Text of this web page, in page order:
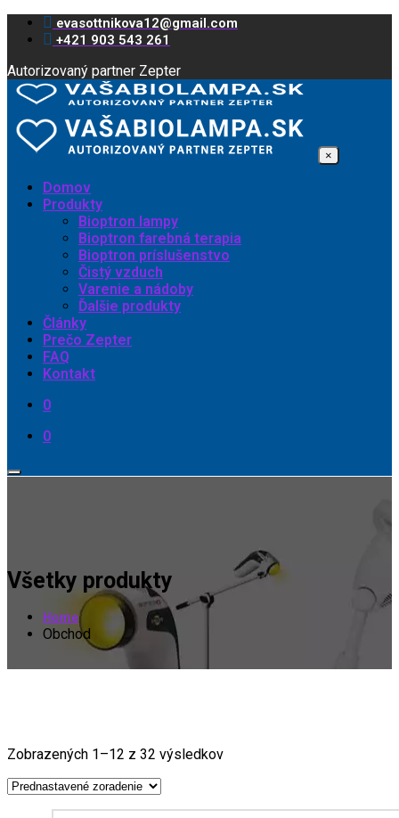
evasottnikova12@gmail.com
+421 903 543 261
Autorizovaný partner Zepter
×
Domov
Produkty
Bioptron lampy
Bioptron farebná terapia
Bioptron príslušenstvo
Čistý vzduch
Varenie a nádoby
Ďalšie produkty
Články
Prečo Zepter
FAQ
Kontakt
0
0
Všetky produkty
Home
Obchod
Zobrazených 1–12 z 32 výsledkov